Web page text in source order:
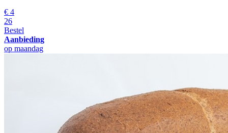
€ 4
26
Bestel
Aanbieding
op maandag